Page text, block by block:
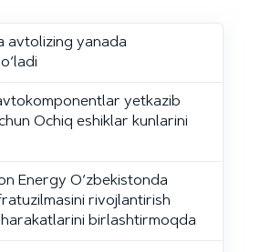
avtolizing yanada
yetkazib
Ochiq eshiklar kunlarini
Energy O‘zbekistonda
rivojlantirish
harakatlarini birlashtirmoqda